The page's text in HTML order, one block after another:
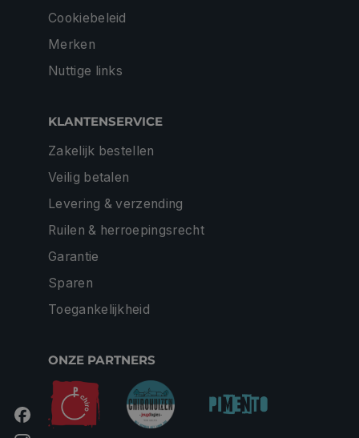
Cookiebeleid
Merken
Nuttige links
KLANTENSERVICE
Zakelijk bestellen
Veilig betalen
Levering & verzending
Ruilen & herroepingsrecht
Garantie
Sparen
Toegankelijkheid
ONZE PARTNERS